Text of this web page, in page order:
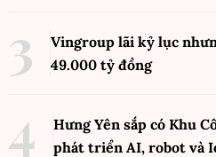
Vingroup lãi kỷ lục
49.000 tỷ đồng
Hưng Yên sắp có Khu
phát triển AI, robot và